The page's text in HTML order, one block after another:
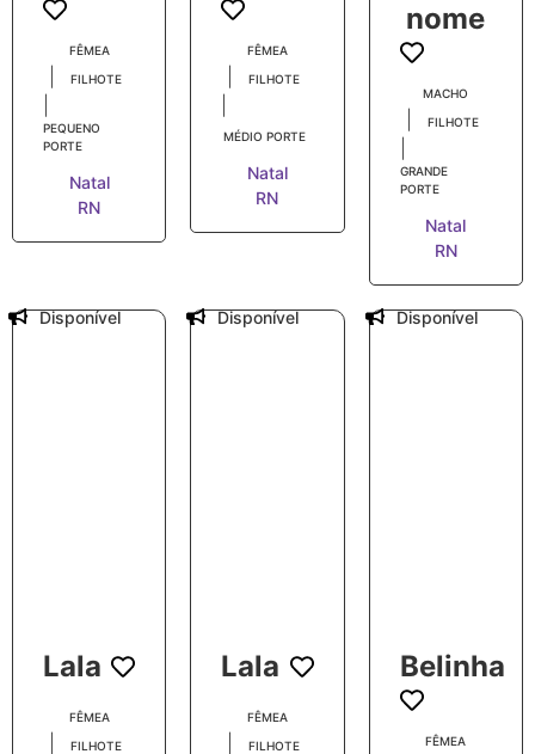
FÊMEA
FILHOTE
PEQUENO
PORTE
Natal
RN
FÊMEA
FILHOTE
MÉDIO PORTE
Natal
RN
nome
MACHO
FILHOTE
GRANDE
PORTE
Natal
RN
Lala
FÊMEA
FILHOTE
Disponível
Lala
FÊMEA
FILHOTE
Disponível
Belinha
FÊMEA
Disponível